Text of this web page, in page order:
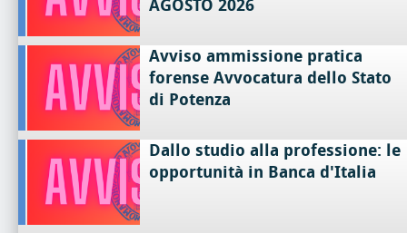
AGOSTO 2026
Avviso ammissione pratica
forense Avvocatura dello Stato
di Potenza
Dallo studio alla professione: le
opportunità in Banca d'Italia